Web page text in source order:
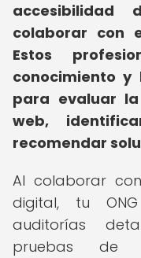
colaborar con
Estos
conocimiento y
para evaluar
web,
recomendar
Al colaborar
digital, tu
auditorías
pruebas de